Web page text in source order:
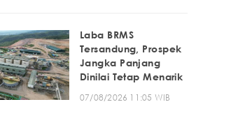
Laba BRMS
Tersandung, Prospek
Jangka Panjang
Dinilai Tetap Menarik
07/08/2026 11:05 WIB